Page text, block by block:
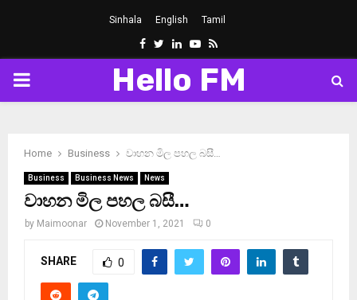
Sinhala English Tamil
Facebook
Twitter
LinkedinYoutube
Rss
PRIMARY
Hello FM
Home Business වාහන මිල පහල බසී…
Business Business News News
වාහන මිල පහල බසී…
by Maimoonar November 1, 2021 0
SHARE 0